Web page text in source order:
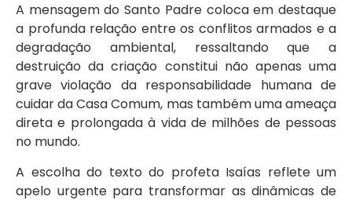
A mensagem do Santo Padre coloca em destaque
a profunda relação entre os conflitos armados e a
degradação ambiental, ressaltando que a
destruição da criação constitui não apenas uma
grave violação da responsabilidade humana de
cuidar da Casa Comum, mas também uma ameaça
direta e prolongada à vida de milhões de pessoas
no mundo.
A escolha do texto do profeta Isaías reflete um
apelo urgente para transformar as dinâmicas de